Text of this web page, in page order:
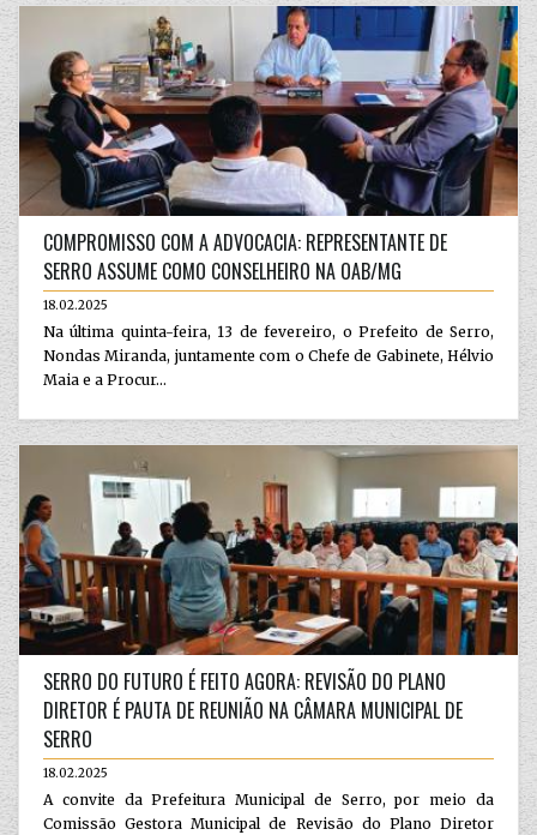
COMPROMISSO COM A ADVOCACIA: REPRESENTANTE DE
SERRO ASSUME COMO CONSELHEIRO NA OAB/MG
18.02.2025
Na última quinta-feira, 13 de fevereiro, o Prefeito de Serro,
Nondas Miranda, juntamente com o Chefe de Gabinete, Hélvio
Maia e a Procur...
SERRO DO FUTURO É FEITO AGORA: REVISÃO DO PLANO
DIRETOR É PAUTA DE REUNIÃO NA CÂMARA MUNICIPAL DE
SERRO
18.02.2025
A convite da Prefeitura Municipal de Serro, por meio da
Comissão Gestora Municipal de Revisão do Plano Diretor